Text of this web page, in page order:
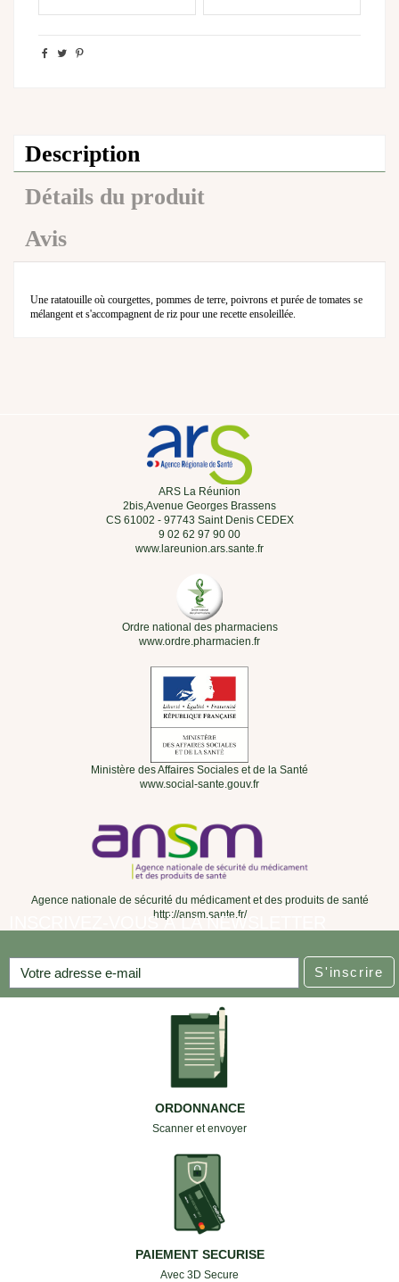
Description
Détails du produit
Avis
Une ratatouille où courgettes, pommes de terre, poivrons et purée de tomates se
mélangent et s'accompagnent de riz pour une recette ensoleillée.
ARS La Réunion
2bis,Avenue Georges Brassens
CS 61002 - 97743 Saint Denis CEDEX
9 02 62 97 90 00
www.lareunion.ars.sante.fr
Ordre national des pharmaciens
www.ordre.pharmacien.fr
Ministère des Affaires Sociales et de la Santé
www.social-sante.gouv.fr
Agence nationale de sécurité du médicament et des produits de santé
http://ansm.sante.fr/
INSCRIVEZ-VOUS À LA NEWSLETTER
S'inscrire
ORDONNANCE
Scanner et envoyer
PAIEMENT SECURISE
Avec 3D Secure